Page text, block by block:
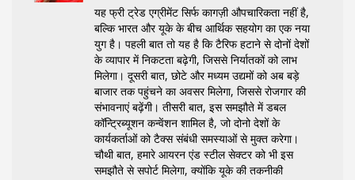
यह फ्री ट्रेड एग्रीमेंट सिर्फ कागज़ी औपचारिकता नहीं है,
बल्कि भारत और यूके के बीच आर्थिक सहयोग का एक नया
युग है। पहली बात तो यह है कि टैरिफ हटाने से दोनों देशों
के व्यापार में निकटता बढ़ेगी, जिससे निर्यातकों को लाभ
मिलेगा। दूसरी बात, छोटे और मध्यम उद्यमों को अब बड़े
बाजार तक पहुंचने का अवसर मिलेगा, जिससे रोजगार की
संभावनाएं बढ़ेंगी। तीसरी बात, इस समझौते में डबल
कॉन्ट्रिब्यूशन कन्वेंशन शामिल है, जो दोनो देशों के
कार्यकर्ताओं को टैक्स संबंधी समस्याओं से मुक्त करेगा।
चौथी बात, हमारे आयरन एंड स्टील सेक्टर को भी इस
समझौते से सपोर्ट मिलेगा, क्योंकि यूके की तकनीकी